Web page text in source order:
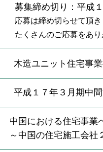
募集締め切り：平成
応募は締め切らせて頂き
たくさんのご応募をあり
木造ユニット住宅事
平成１７年３月期中
中国における住宅事業
～中国の住宅施工会社